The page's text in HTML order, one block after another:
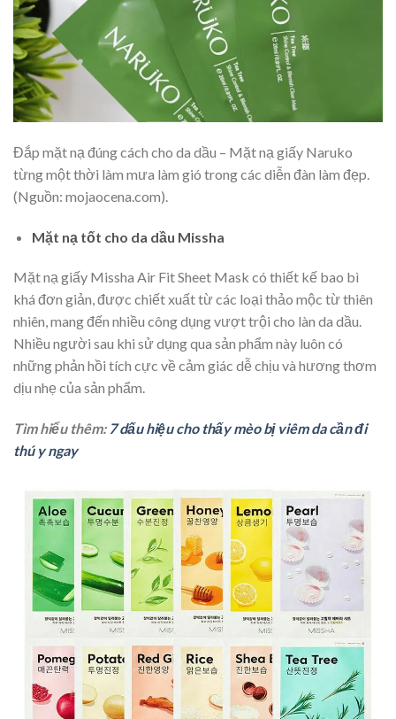
Đắp mặt nạ đúng cách cho da dầu – Mặt nạ giấy Naruko
từng một thời làm mưa làm gió trong các diễn đàn làm đẹp.
(Nguồn: mojaocena.com).
Mặt nạ tốt cho da dầu Missha
Mặt nạ giấy Missha Air Fit Sheet Mask có thiết kế bao bì
khá đơn giản, được chiết xuất từ các loại thảo mộc từ thiên
nhiên, mang đến nhiều công dụng vượt trội cho làn da dầu.
Nhiều người sau khi sử dụng qua sản phẩm này luôn có
những phản hồi tích cực về cảm giác dễ chịu và hương thơm
dịu nhẹ của sản phẩm.
Tìm hiểu thêm: 7 dấu hiệu cho thấy mèo bị viêm da cần đi
thú y ngay